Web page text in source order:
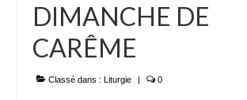
DIMANCHE DE
CARÊME
Classé dans : Liturgie | 0